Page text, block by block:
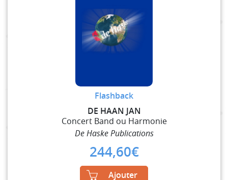
Flashback
DE HAAN JAN
Concert Band ou Harmonie
De Haske Publications
244,60€
Ajouter